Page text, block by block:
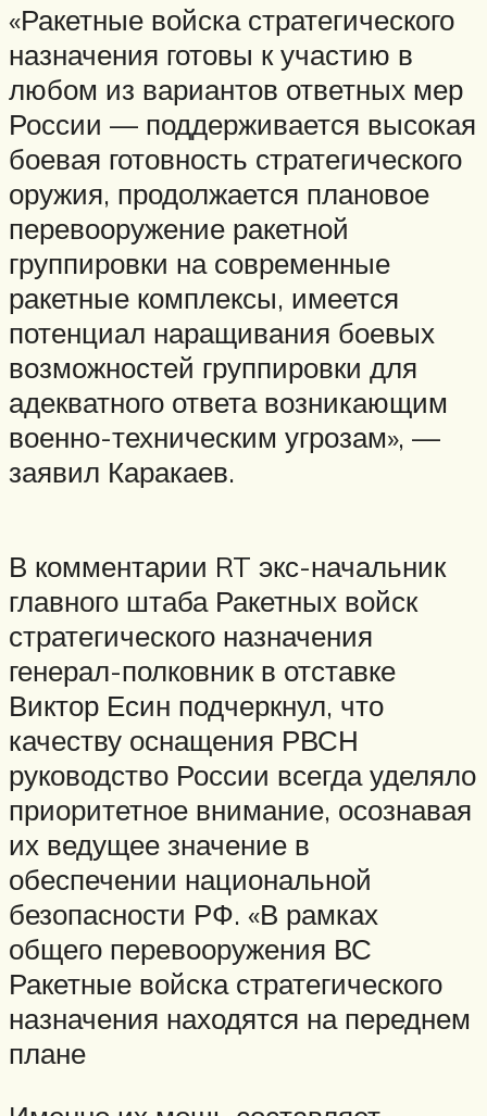
«Ракетные войска стратегического
назначения готовы к участию в
любом из вариантов ответных мер
России — поддерживается высокая
боевая готовность стратегического
оружия, продолжается плановое
перевооружение ракетной
группировки на современные
ракетные комплексы, имеется
потенциал наращивания боевых
возможностей группировки для
адекватного ответа возникающим
военно-техническим угрозам», —
заявил Каракаев.
В комментарии RT экс-начальник
главного штаба Ракетных войск
стратегического назначения
генерал-полковник в отставке
Виктор Есин подчеркнул, что
качеству оснащения РВСН
руководство России всегда уделяло
приоритетное внимание, осознавая
их ведущее значение в
обеспечении национальной
безопасности РФ. «В рамках
общего перевооружения ВС
Ракетные войска стратегического
назначения находятся на переднем
плане